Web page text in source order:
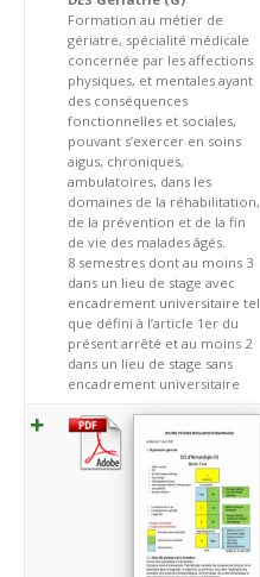
Formation au métier de
gériatre, spécialité médicale
concernée par les affections
physiques, et mentales ayant
des conséquences
fonctionnelles et sociales,
pouvant s’exercer en soins
aigus, chroniques,
ambulatoires, dans les
domaines de la réhabilitation,
de la prévention et de la fin
de vie des malades âgés.
8 semestres dont au moins 3
dans un lieu de stage avec
encadrement universitaire tel
que défini à l’article 1er du
présent arrêté et au moins 2
dans un lieu de stage sans
encadrement universitaire